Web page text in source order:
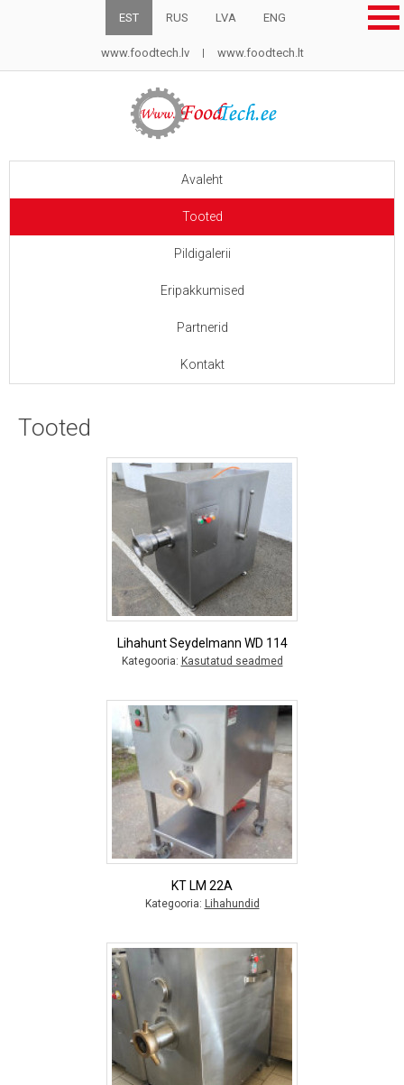
EST RUS LVA ENG
www.foodtech.lv www.foodtech.lt
Avaleht
Tooted
Pildigalerii
Eripakkumised
Partnerid
Kontakt
Tooted
Lihahunt Seydelmann WD 114
Kategooria: Kasutatud seadmed
KT LM 22A
Kategooria: Lihahundid